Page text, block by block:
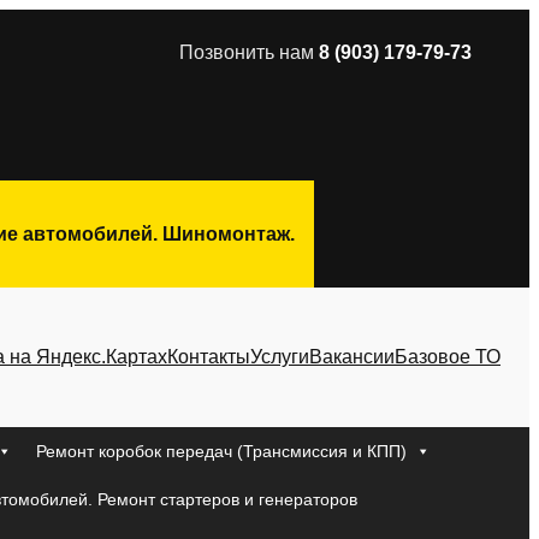
Позвонить нам 8 (903) 179-79-73
автомобилей. Шиномонтаж.
на Яндекс.КартахКонтактыУслугиВакансииБазовое ТО
Ремонт коробок передач (Трансмиссия и КПП)
Ремонт стартеров и генераторов